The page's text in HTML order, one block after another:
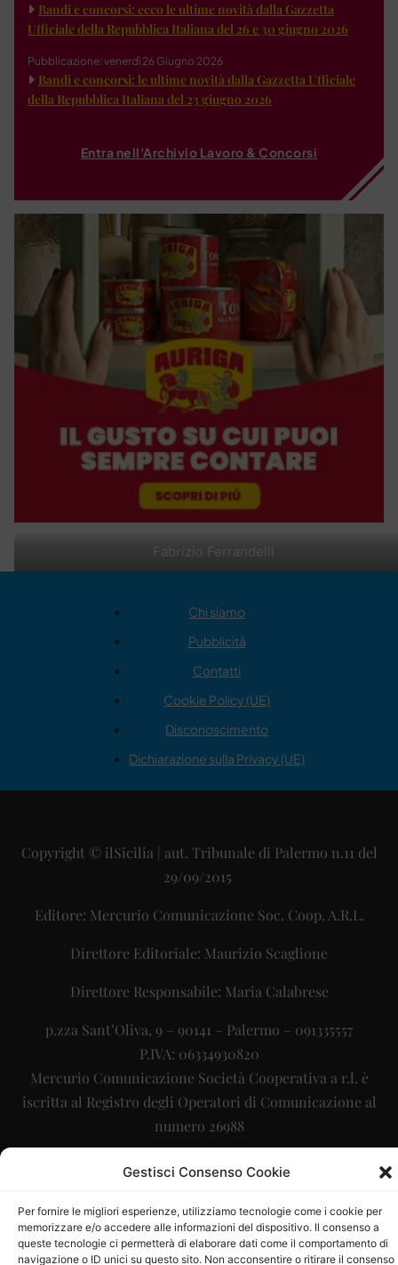
Gestisci Consenso Cookie
Per fornire le migliori esperienze, utilizziamo tecnologie come i cookie per
memorizzare e/o accedere alle informazioni del dispositivo. Il consenso a
queste tecnologie ci permetterà di elaborare dati come il comportamento di
navigazione o ID unici su questo sito. Non acconsentire o ritirare il consenso
Fabrizio Ferrandelli
Bandi e concorsi: ecco le ultime novità dalla Gazzetta
Ufficiale della Repubblica Italiana del 26 e 30 giugno 2026
Pubblicazione: venerdì 26 Giugno 2026
Bandi e concorsi: le ultime novità dalla Gazzetta Ufficiale
della Repubblica Italiana del 23 giugno 2026
Entra nell'Archivio Lavoro & Concorsi
Chi siamo
Pubblicità
Contatti
Cookie Policy (UE)
Disconoscimento
Dichiarazione sulla Privacy (UE)
Copyright © ilSicilia | aut. Tribunale di Palermo n.11 del
29/09/2015
Editore: Mercurio Comunicazione Soc. Coop. A.R.L.
Direttore Editoriale: Maurizio Scaglione
Direttore Responsabile: Maria Calabrese
p.zza Sant’Oliva, 9 – 90141 – Palermo – 091335557
P.IVA: 06334930820
Mercurio Comunicazione Società Cooperativa a r.l. è
iscritta al Registro degli Operatori di Comunicazione al
numero 26988
Sito gestito da La Digitale srl info@ladigitale.it